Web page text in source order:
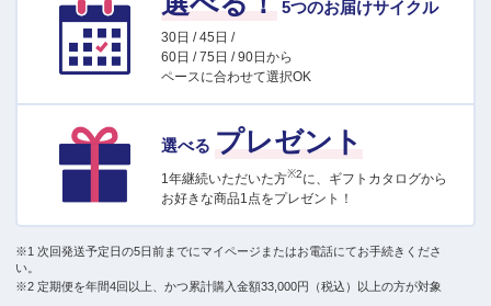
5つのお届けサイクル
30日 / 45日 /
60日 / 75日 / 90日から
ペースに合わせて選択OK
選べる プレゼント
1年継続いただいた方※2に、ギフトカタログから
お好きな商品1点をプレゼント！
※1 次回発送予定日の5日前までにマイページまたはお電話にてお手続きくださ
い。
※2 定期便を年間4回以上、かつ累計購入金額33,000円（税込）以上の方が対象